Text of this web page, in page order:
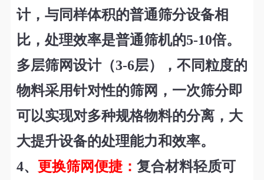
计，与同样体积的普通筛分设备相
比，处理效率是普通筛机的5-10倍。
多层筛网设计（3-6层），不同粒度的
物料采用针对性的筛网，一次筛分即
可以实现对多种规格物料的分离，大
大提升设备的处理能力和效率。
4、 更换筛网便捷： 复合材料轻质可